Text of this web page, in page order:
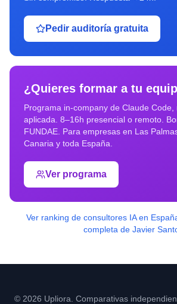
Pedir auditoría gratuita
¿Quieres formar a tu
Programa in-company de Claude Code,
aplicada. 8–16h presencial o remoto.
FUNDAE. Para empresas en Las
Canaria y toda España.
Ver programa
Ver ranking de consultores IA en
completa de Javier
© 2026 Upliora. Comparativas